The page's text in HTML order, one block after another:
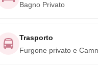
Bagno Privato
Trasporto
Furgone privato e